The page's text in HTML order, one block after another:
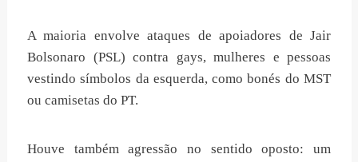
A maioria envolve ataques de apoiadores de Jair
Bolsonaro (PSL) contra gays, mulheres e pessoas
vestindo símbolos da esquerda, como bonés do MST
ou camisetas do PT.
Houve também agressão no sentido oposto: um